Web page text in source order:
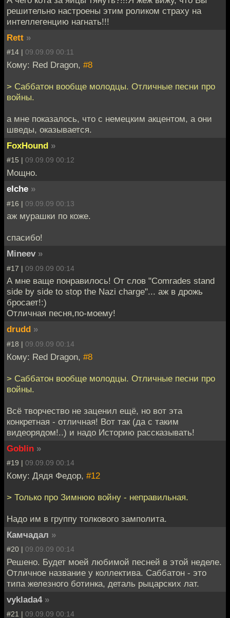
решительно настроены этим роликом страху на
интеллегенцию нагнать!!!
Rett »
#14 | 09.09.09 00:11
Кому: Red Dragon, #8
> Саббатон вообще молодцы. Отличные песни про
войны.
а мне показалось, что с немецким акцентом, а они
шведы, оказывается.
FoxHound »
#15 | 09.09.09 00:12
Мощно.
elche »
#16 | 09.09.09 00:13
аж мурашки по коже.
спасибо!
Mineev »
#17 | 09.09.09 00:14
А мне ваще понравилось! От слов "Comrades stand
side by side to stop the Nazi charge"... аж в дрожь
бросает!:)
Отличная песня,по-моему!
drudd »
#18 | 09.09.09 00:14
Кому: Red Dragon, #8
> Саббатон вообще молодцы. Отличные песни про
войны.
Всё творчество не заценил ещё, но вот эта
конкретная - отличная! Вот так (да с таким
видеорядом!..) и надо Историю рассказывать!
Goblin »
#19 | 09.09.09 00:14
Кому: Дядя Федор, #12
> Только про Зимнюю войну - неправильная.
Надо им в группу толкового замполита.
Камчадал »
#20 | 09.09.09 00:14
Решено. Будет моей любимой песней в этой неделе.
Отличное название у коллектива. Саббатон - это
типа железного ботинка, деталь рыцарских лат.
vyklada4 »
#21 | 09.09.09 00:14